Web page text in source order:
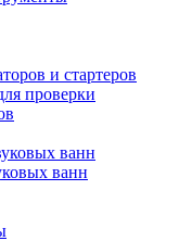
и стартеров
проверки
ванн
ванн